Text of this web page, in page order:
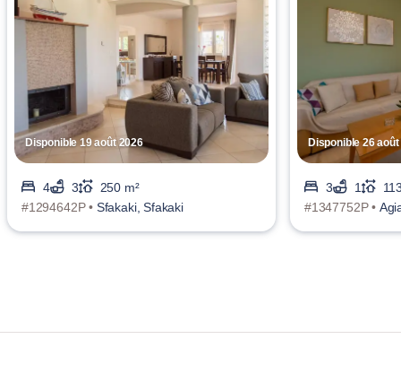
Disponible 19 août 2026
4 3
250 m²
#1294642P • Sfakaki, Sfakaki
Disponible 26
3 1
#1347752P •